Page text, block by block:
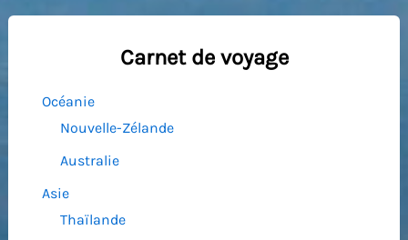
Carnet de voyage
Océanie
Nouvelle-Zélande
Australie
Asie
Thaïlande